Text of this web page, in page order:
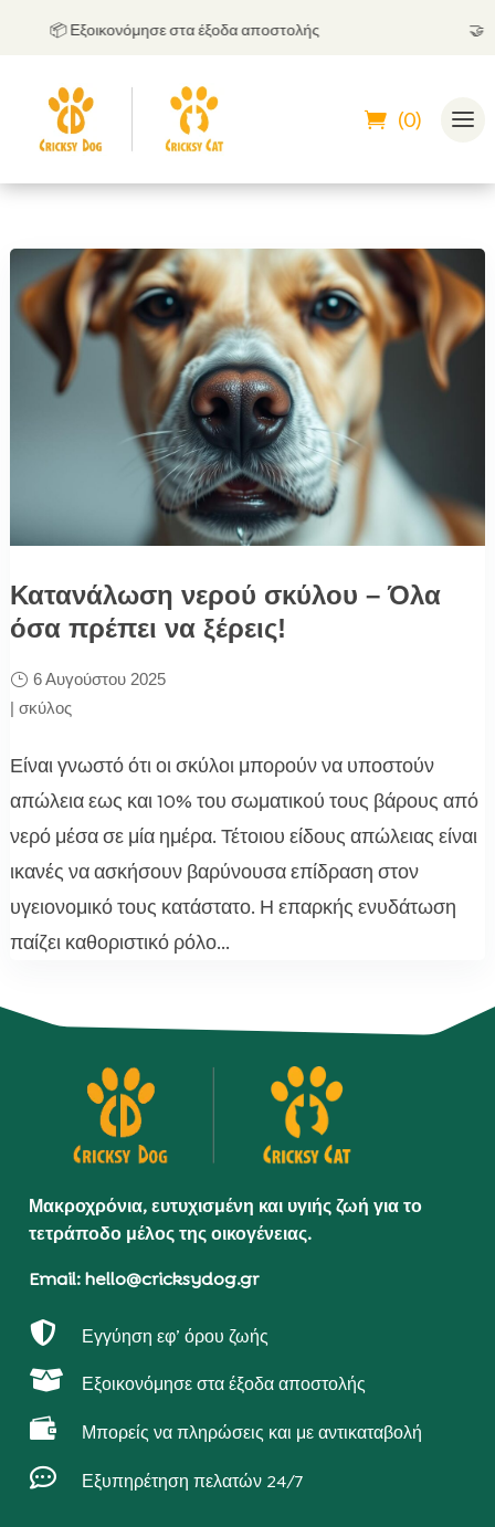
📦 Εξοικονόμησε στα έξοδα αποστολής
(0)
Κατανάλωση νερού σκύλου – Όλα
όσα πρέπει να ξέρεις!
6 Αυγούστου 2025
| σκύλος
Είναι γνωστό ότι οι σκύλοι μπορούν να υποστούν
απώλεια εως και 10% του σωματικού τους βάρους από
νερό μέσα σε μία ημέρα. Τέτοιου είδους απώλειας είναι
ικανές να ασκήσουν βαρύνουσα επίδραση στον
υγειονομικό τους κατάστατο. Η επαρκής ενυδάτωση
παίζει καθοριστικό ρόλο...
Μακροχρόνια, ευτυχισμένη και υγιής ζωή για το
τετράποδο μέλος της οικογένειας.
Email: hello@cricksydog.gr
 Εγγύηση εφ’ όρου ζωής
 Εξοικονόμησε στα έξοδα αποστολής
 Μπορείς να πληρώσεις και με αντικαταβολή
 Εξυπηρέτηση πελατών 24/7